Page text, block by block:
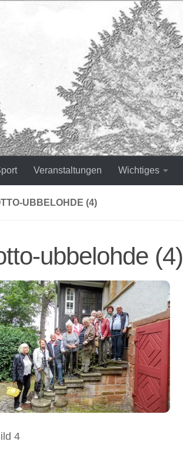
Veranstaltungen Wichtiges
UBBELOHDE (4)
ubbelohde (4)
4